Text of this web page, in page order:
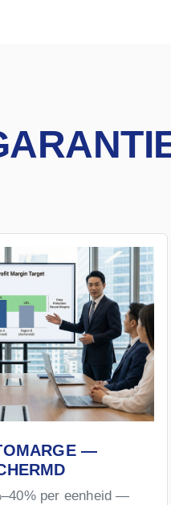
—
per eenheid —